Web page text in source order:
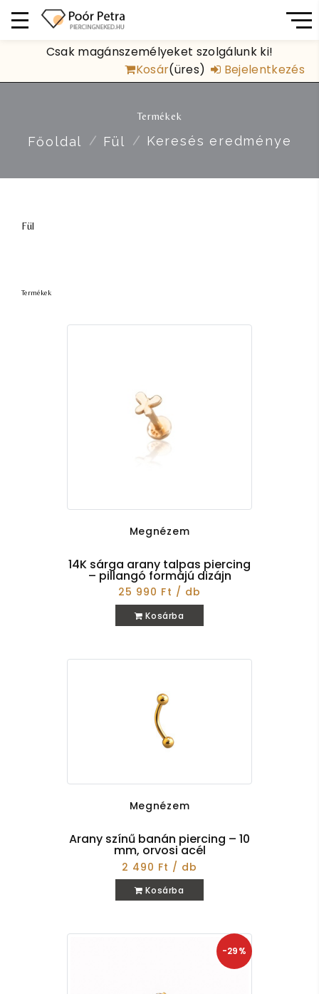
Csak magánszemélyeket szolgálunk ki!
Kosár(üres) Bejelentkezés
Termékek
Főoldal Fül Keresés eredménye
Fül
Termékek
Megnézem
14K sárga arany talpas piercing
– pillangó formájú dizájn
25 990 Ft / db
Kosárba
Megnézem
Arany színű banán piercing – 10
mm, orvosi acél
2 490 Ft / db
Kosárba
-29%